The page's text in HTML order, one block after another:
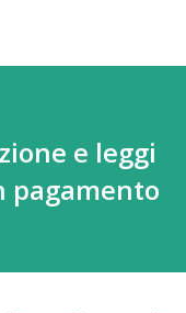
e leggi
pagamento